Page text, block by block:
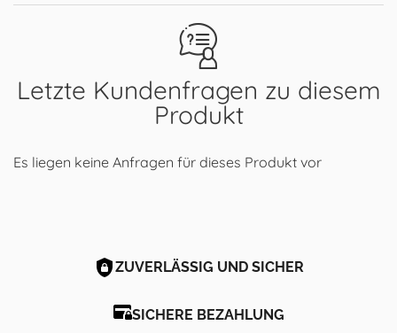
Letzte Kundenfragen zu diesem
Produkt
Es liegen keine Anfragen für dieses Produkt vor
ZUVERLÄSSIG UND SICHER
SICHERE BEZAHLUNG